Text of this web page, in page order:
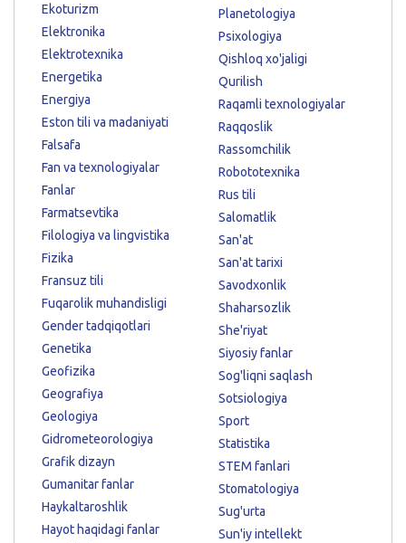
Ekoturizm
Elektronika
Elektrotexnika
Energetika
Energiya
Eston tili va madaniyati
Falsafa
Fan va texnologiyalar
Fanlar
Farmatsevtika
Filologiya va lingvistika
Fizika
Fransuz tili
Fuqarolik muhandisligi
Gender tadqiqotlari
Genetika
Geofizika
Geografiya
Geologiya
Gidrometeorologiya
Grafik dizayn
Gumanitar fanlar
Haykaltaroshlik
Hayot haqidagi fanlar
Planetologiya
Psixologiya
Qishloq xo'jaligi
Qurilish
Raqamli texnologiyalar
Raqqoslik
Rassomchilik
Robototexnika
Rus tili
Salomatlik
San'at
San'at tarixi
Savodxonlik
Shaharsozlik
She'riyat
Siyosiy fanlar
Sog'liqni saqlash
Sotsiologiya
Sport
Statistika
STEM fanlari
Stomatologiya
Sug'urta
Sun'iy intellekt